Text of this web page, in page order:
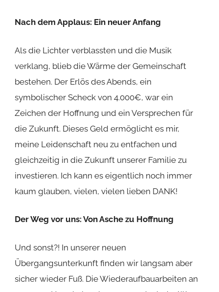
Nach dem Applaus: Ein neuer Anfang
Als die Lichter verblassten und die Musik
verklang, blieb die Wärme der Gemeinschaft
bestehen. Der Erlös des Abends, ein
symbolischer Scheck von 4.000€, war ein
Zeichen der Hoffnung und ein Versprechen für
die Zukunft. Dieses Geld ermöglicht es mir,
meine Leidenschaft neu zu entfachen und
gleichzeitig in die Zukunft unserer Familie zu
investieren. Ich kann es eigentlich noch immer
kaum glauben, vielen, vielen lieben DANK!
Der Weg vor uns: Von Asche zu Hoffnung
Und sonst?! In unserer neuen
Übergangsunterkunft finden wir langsam aber
sicher wieder Fuß. Die Wiederaufbauarbeiten an